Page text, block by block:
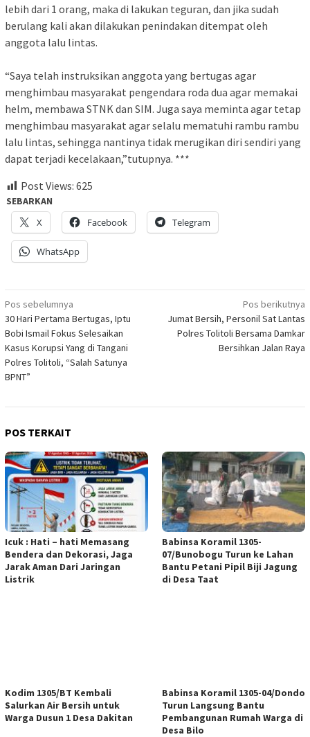
lebih dari 1 orang, maka di lakukan teguran, dan jika sudah
berulang kali akan dilakukan penindakan ditempat oleh
anggota lalu lintas.
“Saya telah instruksikan anggota yang bertugas agar
menghimbau masyarakat pengendara roda dua agar memakai
helm, membawa STNK dan SIM. Juga saya meminta agar tetap
menghimbau masyarakat agar selalu mematuhi rambu rambu
lalu lintas, sehingga nantinya tidak merugikan diri sendiri yang
dapat terjadi kecelakaan,”tutupnya. ***
Post Views: 625
SEBARKAN
X
Facebook Telegram
WhatsApp
Navigasi
pos
Pos sebelumnya
30 Hari Pertama Bertugas, Iptu
Bobi Ismail Fokus Selesaikan
Kasus Korupsi Yang di Tangani
Polres Tolitoli, “Salah Satunya
BPNT”
Pos berikutnya
Jumat Bersih, Personil Sat Lantas
Polres Tolitoli Bersama Damkar
Bersihkan Jalan Raya
POS TERKAIT
Icuk : Hati – hati Memasang
Bendera dan Dekorasi, Jaga
Jarak Aman Dari Jaringan
Listrik
Babinsa Koramil 1305-
07/Bunobogu Turun ke Lahan
Bantu Petani Pipil Biji Jagung
di Desa Taat
Kodim 1305/BT Kembali
Salurkan Air Bersih untuk
Warga Dusun 1 Desa Dakitan
Babinsa Koramil 1305-04/Dondo
Turun Langsung Bantu
Pembangunan Rumah Warga di
Desa Bilo